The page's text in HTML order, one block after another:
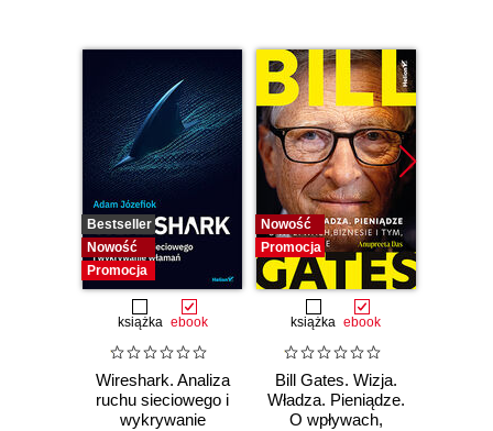
Bestseller
Nowość
Promocja
książka ebook
Wireshark. Analiza
ruchu sieciowego i
wykrywanie
Nowość
Promocja
książka ebook
Bill Gates. Wizja.
Władza. Pieniądze.
O wpływach,